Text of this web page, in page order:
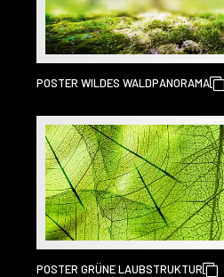
POSTER WILDES WALDPANORAMA
POSTER GRÜNE LAUBSTRUKTUR